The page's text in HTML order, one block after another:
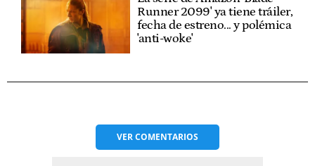
Runner 2099' ya tiene tráiler,
fecha de estreno... y polémica
'anti-woke'
VERCOMENTARIOS